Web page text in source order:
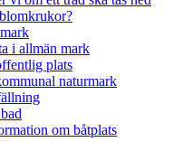
i allmän mark
plats
naturmark
om båtplats